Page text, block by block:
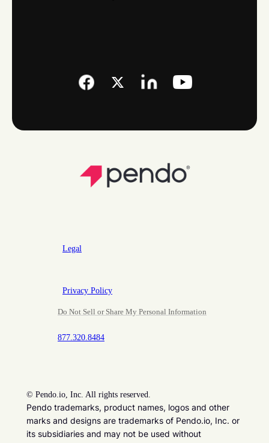
Legal
Privacy Policy
Do Not Sell or Share My Personal Information
877.320.8484
© Pendo.io, Inc. All rights reserved.
Pendo trademarks, product names, logos and other
marks and designs are trademarks of Pendo.io, Inc. or
its subsidiaries and may not be used without